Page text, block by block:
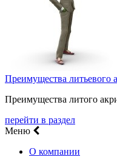
Преимущества литьевого
Преимущества литого
перейти в раздел
Меню
О компании